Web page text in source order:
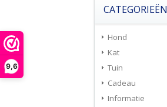
9,6
CATEGORIEËN
Hond
Kat
Tuin
Cadeau
Informatie